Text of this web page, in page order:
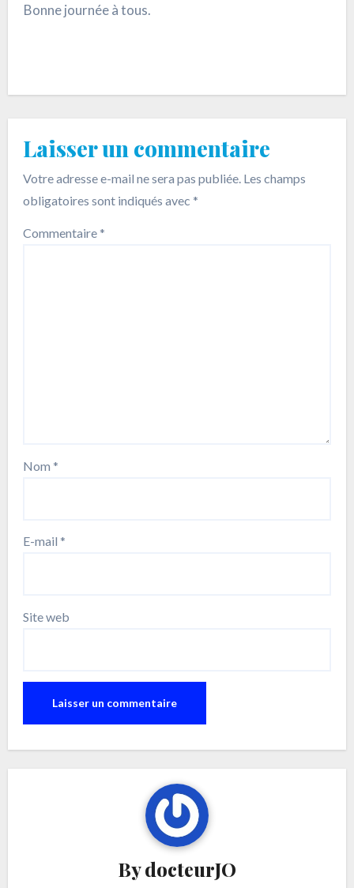
Bonne journée à tous.
BydocteurJO
Laisser un commentaire
Votre adresse e-mail ne sera pas publiée. Les champs
obligatoires sont indiqués avec *
Commentaire*
Nom *
E-mail *
Site web